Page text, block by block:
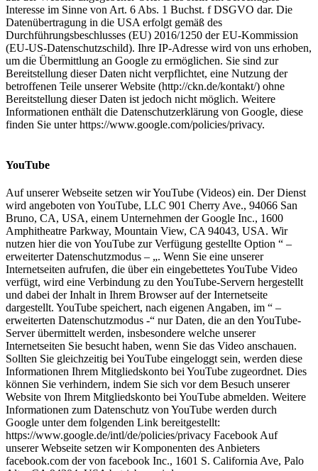
Interesse im Sinne von Art. 6 Abs. 1 Buchst. f DSGVO dar. Die
Datenübertragung in die USA erfolgt gemäß des
Durchführungsbeschlusses (EU) 2016/1250 der EU-Kommission
(EU-US-Datenschutzschild). Ihre IP-Adresse wird von uns erhoben,
um die Übermittlung an Google zu ermöglichen. Sie sind zur
Bereitstellung dieser Daten nicht verpflichtet, eine Nutzung der
betroffenen Teile unserer Website (http://ckn.de/kontakt/) ohne
Bereitstellung dieser Daten ist jedoch nicht möglich. Weitere
Informationen enthält die Datenschutzerklärung von Google, diese
finden Sie unter https://www.google.com/policies/privacy.
YouTube
Auf unserer Webseite setzen wir YouTube (Videos) ein. Der Dienst
wird angeboten von YouTube, LLC 901 Cherry Ave., 94066 San
Bruno, CA, USA, einem Unternehmen der Google Inc., 1600
Amphitheatre Parkway, Mountain View, CA 94043, USA. Wir
nutzen hier die von YouTube zur Verfügung gestellte Option “ –
erweiterter Datenschutzmodus – „. Wenn Sie eine unserer
Internetseiten aufrufen, die über ein eingebettetes YouTube Video
verfügt, wird eine Verbindung zu den YouTube-Servern hergestellt
und dabei der Inhalt in Ihrem Browser auf der Internetseite
dargestellt. YouTube speichert, nach eigenen Angaben, im “ –
erweiterten Datenschutzmodus -“ nur Daten, die an den YouTube-
Server übermittelt werden, insbesondere welche unserer
Internetseiten Sie besucht haben, wenn Sie das Video anschauen.
Sollten Sie gleichzeitig bei YouTube eingeloggt sein, werden diese
Informationen Ihrem Mitgliedskonto bei YouTube zugeordnet. Dies
können Sie verhindern, indem Sie sich vor dem Besuch unserer
Website von Ihrem Mitgliedskonto bei YouTube abmelden. Weitere
Informationen zum Datenschutz von YouTube werden durch
Google unter dem folgenden Link bereitgestellt:
https://www.google.de/intl/de/policies/privacy Facebook Auf
unserer Webseite setzen wir Komponenten des Anbieters
facebook.com der von facebook Inc., 1601 S. California Ave, Palo